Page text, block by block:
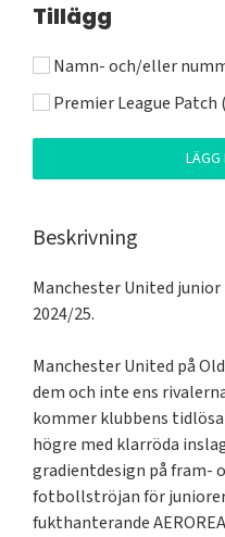
Tillägg
Namn- och/eller
Premier League Patch
LÄGG
Beskrivning
Manchester United
2024/25.
Manchester United på
dem och inte ens
kommer klubbens
högre med klarröda
gradientdesign på fram-
fotbollströjan för
fukthanterande